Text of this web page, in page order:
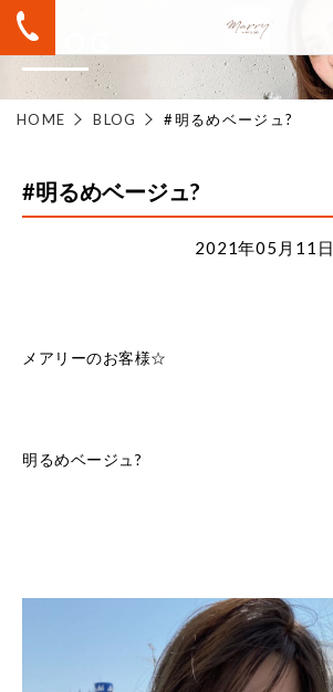
BLOG
HOME BLOG #明るめベージュ?
#明るめベージュ?
2021年05月11日
メアリーのお客様☆
明るめベージュ?